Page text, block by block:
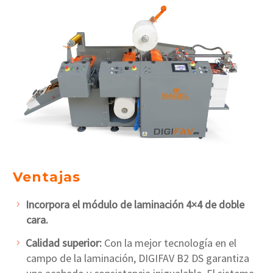
Ventajas
Incorpora el módulo de laminación 4×4 de doble
cara.
Calidad superior: Con la mejor tecnología en el
campo de la laminación, DIGIFAV B2 DS garantiza